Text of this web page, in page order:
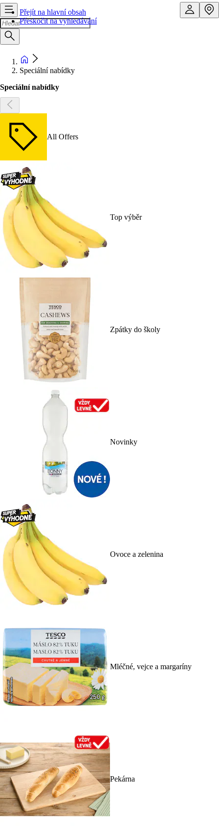
Přejít na hlavní obsah
Přeskočit na vyhledávání
Speciální nabídky
Speciální nabídky
All Offers
Top výběr
Zpátky do školy
Novinky
Ovoce a zelenina
Mléčné, vejce a margaríny
Pekárna